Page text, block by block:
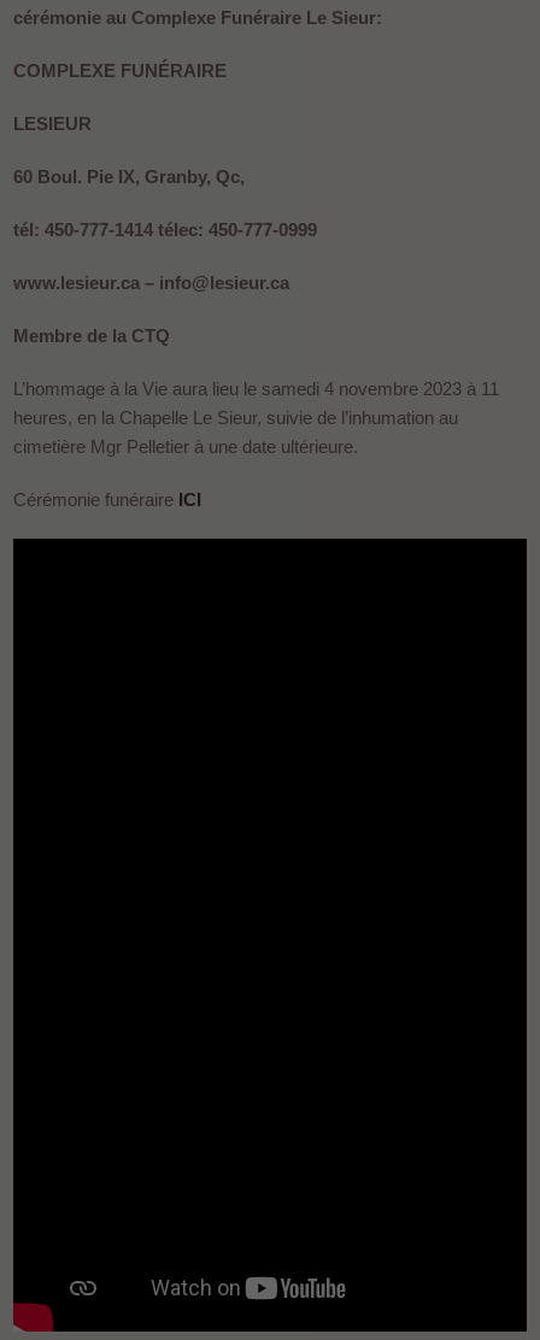
cérémonie au Complexe Funéraire Le Sieur:
COMPLEXE FUNÉRAIRE
LESIEUR
60 Boul. Pie IX, Granby, Qc,
tél: 450-777-1414 télec: 450-777-0999
www.lesieur.ca – info@lesieur.ca
Membre de la CTQ
L’hommage à la Vie aura lieu le samedi 4 novembre 2023 à 11
heures, en la Chapelle Le Sieur, suivie de l’inhumation au
cimetière Mgr Pelletier à une date ultérieure.
Cérémonie funéraire ICI